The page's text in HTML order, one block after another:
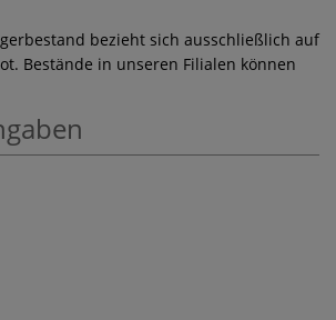
bezieht sich ausschließlich auf
Bestände in unseren Filialen können